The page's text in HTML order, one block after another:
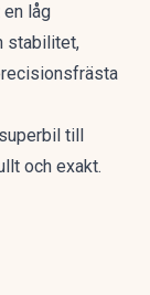
låg
stabilitet,
till
och exakt.